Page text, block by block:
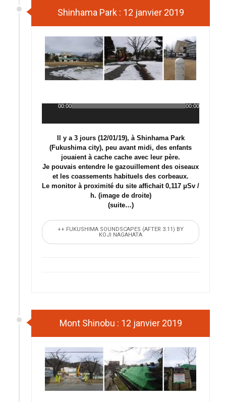
Shinhama Park : 12 janvier 2019
Lecteur
00:00 00:00
Il y a 3 jours (12/01/19), à Shinhama Park
(Fukushima city), peu avant midi, des enfants
jouaient à cache cache avec leur père.
Je pouvais entendre le gazouillement des oiseaux
et les coassements habituels des corbeaux.
Le monitor à proximité du site affichait 0,117 μSv /
h. (image de droite)
(suite…)
++ FUKUSHIMA SOUNDSCAPES (AFTER 3.11) BY
KOJI NAGAHATA
Mont Shinobu : 12 janvier 2019